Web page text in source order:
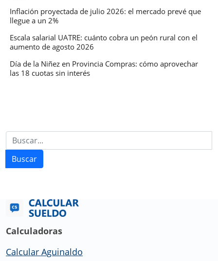
Inflación proyectada de julio 2026: el mercado prevé que
llegue a un 2%
Escala salarial UATRE: cuánto cobra un peón rural con el
aumento de agosto 2026
Día de la Niñez en Provincia Compras: cómo aprovechar
las 18 cuotas sin interés
Buscar
Calculadoras
Calcular Aguinaldo